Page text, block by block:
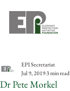
Dr Pete Morkel
EPI Secretariat
Jul 9, 20193 min read